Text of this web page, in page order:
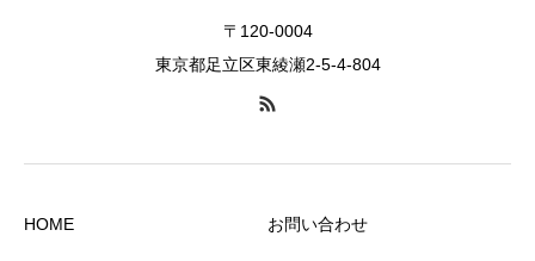
〒120-0004
東京都足立区東綾瀬2-5-4-804
HOME お問い合わせ